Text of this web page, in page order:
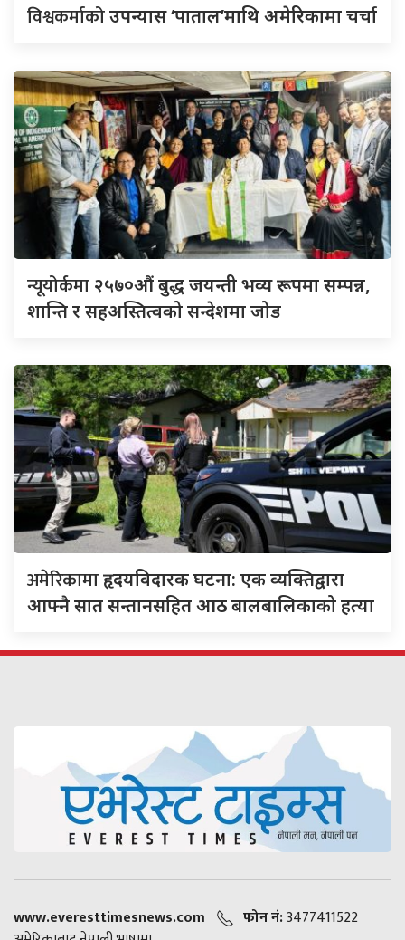
विश्वकर्माकोउपन्यास ‘पाताल’माथि अमेरिकामा चर्चा
न्यूयोर्कमा २५७०औं बुद्ध जयन्ती भव्य रूपमा सम्पन्न,
शान्ति र सहअस्तित्वको सन्देशमा जोड
अमेरिकामाहृदयविदारक घटना: एक व्यक्तिद्वारा
आफ्नै सात सन्तानसहित आठ बालबालिकाको हत्या
www.everesttimesnews.com
फोन नं:3477411522